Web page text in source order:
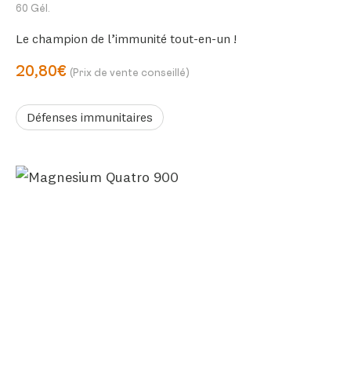
60 Gél.
Le champion de l’immunité tout-en-un !
20,80€ (Prix de vente conseillé)
Défenses immunitaires